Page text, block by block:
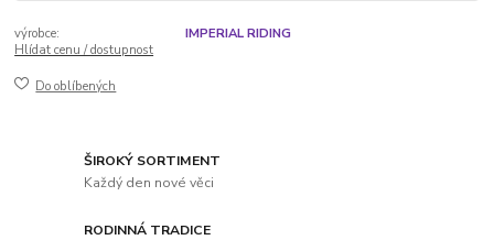
výrobce:
IMPERIAL RIDING
Hlídat cenu / dostupnost
Do oblíbených
ŠIROKÝ SORTIMENT
Každý den nové věci
RODINNÁ TRADICE